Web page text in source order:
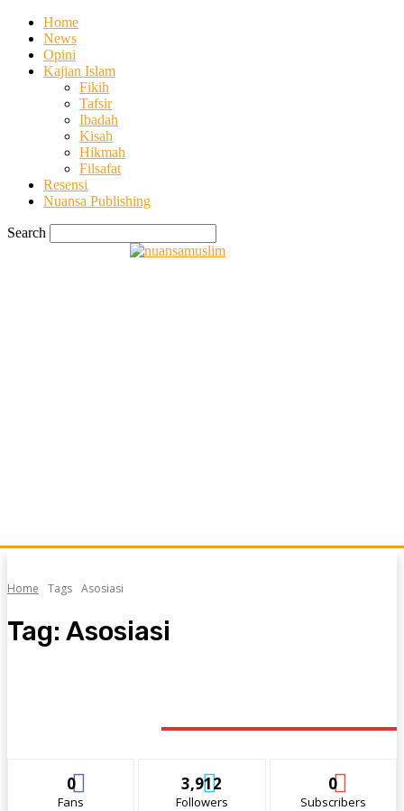
Home
News
Opini
Kajian Islam
Fikih
Tafsir
Ibadah
Kisah
Hikmah
Filsafat
Resensi
Nuansa Publishing
Search
Home Tags Asosiasi
Tag: Asosiasi
0
Fans
3,912
Followers
0
Subscribers